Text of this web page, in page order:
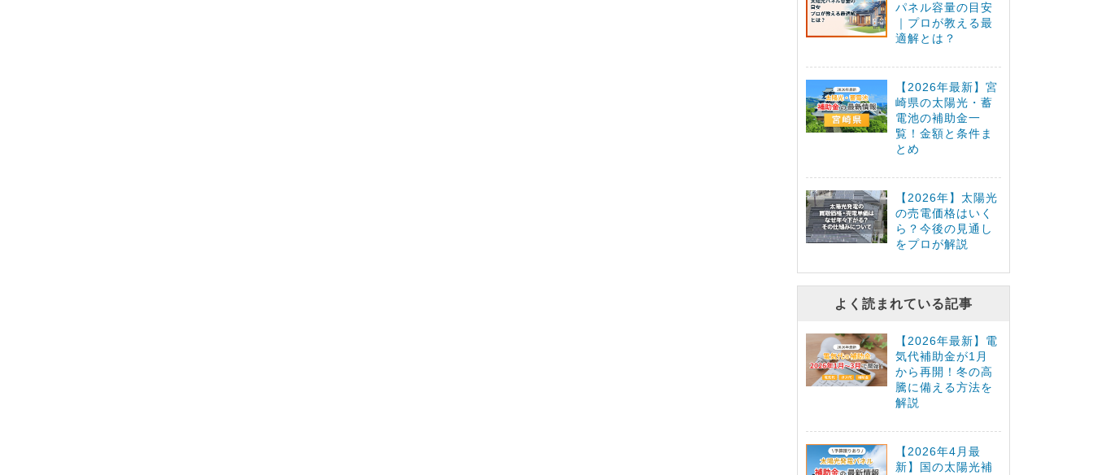
パネル容量の目安
｜プロが教える最
適解とは？
【2026年最新】宮
崎県の太陽光・蓄
電池の補助金一
覧！金額と条件ま
とめ
【2026年】太陽光
の売電価格はいく
ら？今後の見通し
をプロが解説
よく読まれている記事
【2026年最新】電
気代補助金が1月
から再開！冬の高
騰に備える方法を
解説
【2026年4月最
新】国の太陽光補